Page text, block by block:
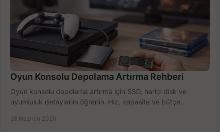
Oyun Konsolu Depolama Artırma Rehberi
Oyun konsolu depolama artırma için SSD, harici disk ve
uyumluluk detaylarını öğrenin. Hız, kapasite ve bütçe
28 Haziran 2026